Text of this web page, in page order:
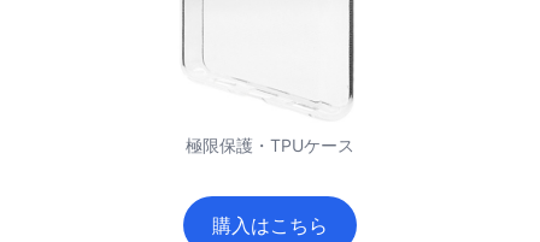
極限保護・TPUケース
購入はこちら